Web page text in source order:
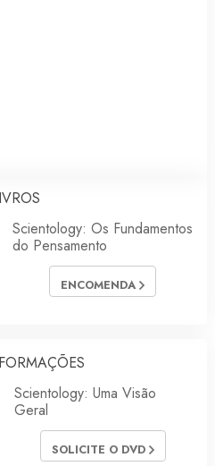
Scientology: Os Fundamentos
do Pensamento
ENCOMENDA
Scientology: Uma Visão
Geral
SOLICITE O DVD